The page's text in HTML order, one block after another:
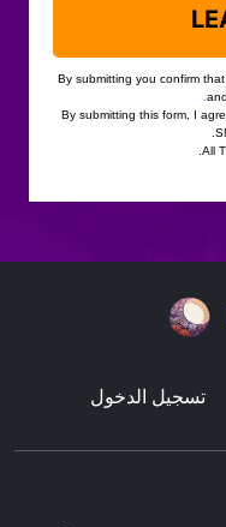
تسجيل الدخول